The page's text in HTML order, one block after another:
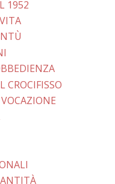
1952
CROCIFISSO